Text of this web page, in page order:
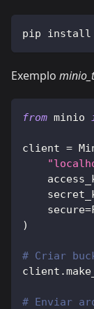
pip install
Exemplo
from minio
client =
    secure
=
)
# Criar
client .
# Enviar